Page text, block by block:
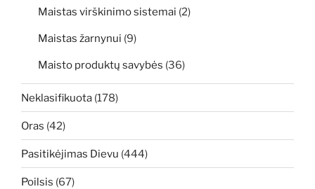
Maistas virškinimo sistemai (2)
Maistas žarnynui (9)
Maisto produktų savybės (36)
Neklasifikuota (178)
Oras (42)
Pasitikėjimas Dievu (444)
Poilsis (67)